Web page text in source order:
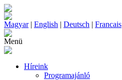
Magyar| English | Deutsch | Francais
Menü
Híreink
Programajánló